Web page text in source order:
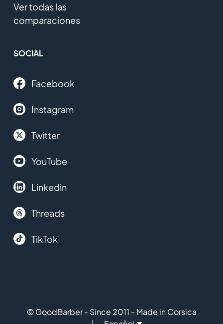
Ver todas las
comparaciones
SOCIAL
Facebook
Instagram
Twitter
YouTube
Linkedin
Threads
TikTok
© GoodBarber - Since 2011 - Made in Corsica